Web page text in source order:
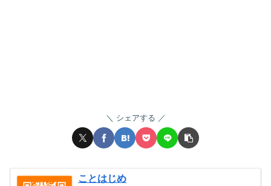
シェアする
ことはじめ